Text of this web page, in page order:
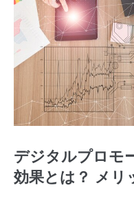
ギフ
お
オ
デジタルプロモ
効果とは？ メリ